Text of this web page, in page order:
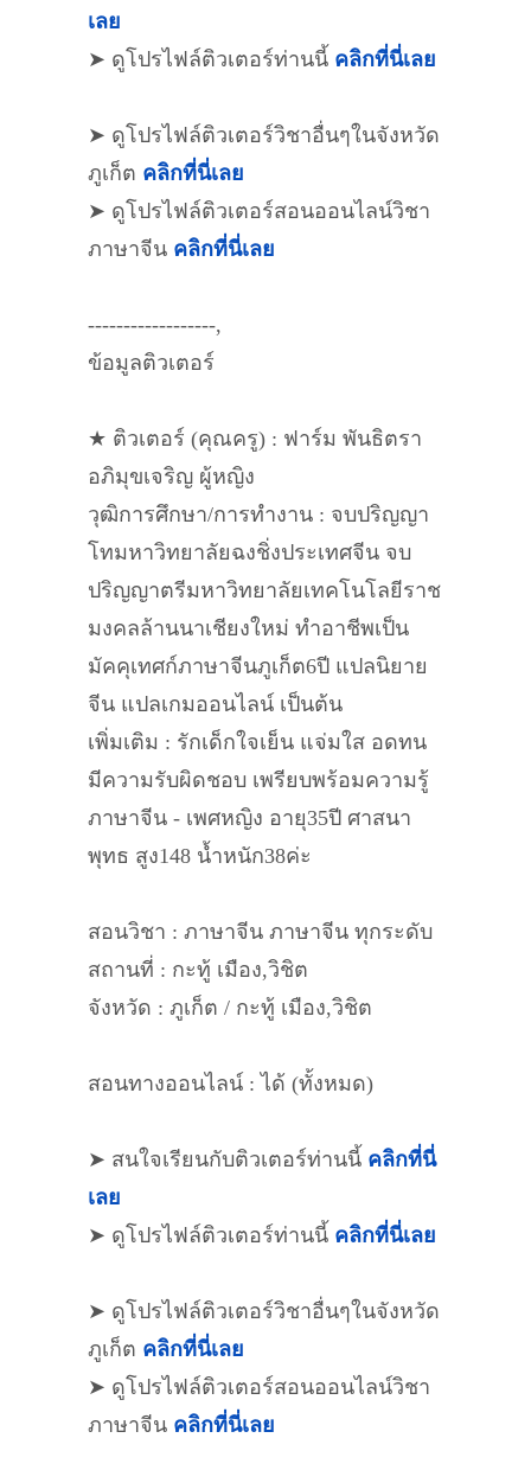
เลย
➤ ดูโปรไฟล์ติวเตอร์ท่านนี้ คลิกที่นี่เลย
➤ ดูโปรไฟล์ติวเตอร์วิชาอื่นๆในจังหวัด
ภูเก็ต คลิกที่นี่เลย
➤ ดูโปรไฟล์ติวเตอร์สอนออนไลน์วิชา
ภาษาจีน คลิกที่นี่เลย
------------------,
ข้อมูลติวเตอร์
★ ติวเตอร์ (คุณครู) : ฟาร์ม พันธิตรา
อภิมุขเจริญ ผู้หญิง
วุฒิการศึกษา/การทำงาน : จบปริญญา
โทมหาวิทยาลัยฉงชิ่งประเทศจีน จบ
ปริญญาตรีมหาวิทยาลัยเทคโนโลยีราช
มงคลล้านนาเชียงใหม่ ทำอาชีพเป็น
มัคคุเทศก์ภาษาจีนภูเก็ต6ปี แปลนิยาย
จีน แปลเกมออนไลน์ เป็นต้น
เพิ่มเติม : รักเด็กใจเย็น แจ่มใส อดทน
มีความรับผิดชอบ เพรียบพร้อมความรู้
ภาษาจีน - เพศหญิง อายุ35ปี ศาสนา
พุทธ สูง148 น้ำหนัก38ค่ะ
สอนวิชา : ภาษาจีน ภาษาจีน ทุกระดับ
สถานที่ : กะทู้ เมือง,วิชิต
จังหวัด : ภูเก็ต / กะทู้ เมือง,วิชิต
สอนทางออนไลน์ : ได้ (ทั้งหมด)
➤ สนใจเรียนกับติวเตอร์ท่านนี้ คลิกที่นี่
เลย
➤ ดูโปรไฟล์ติวเตอร์ท่านนี้ คลิกที่นี่เลย
➤ ดูโปรไฟล์ติวเตอร์วิชาอื่นๆในจังหวัด
ภูเก็ต คลิกที่นี่เลย
➤ ดูโปรไฟล์ติวเตอร์สอนออนไลน์วิชา
ภาษาจีน คลิกที่นี่เลย